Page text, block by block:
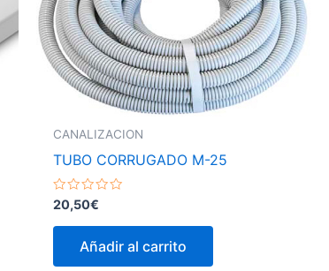
CANALIZACION
TUBO CORRUGADO M-25
Valorado
con
0
20,50€
Añadir al carrito